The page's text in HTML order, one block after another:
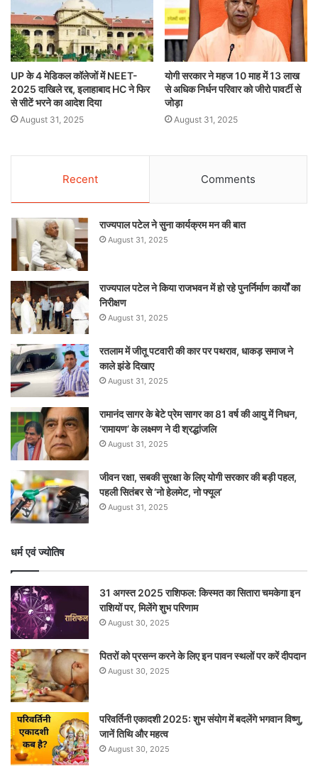
UP के 4 मेडिकल कॉलेजों में NEET-
2025 दाखिले रद्द, इलाहाबाद HC ने फिर
से सीटें भरने का आदेश दिया
August 31, 2025
योगी सरकार ने महज 10 माह में 13 लाख
से अधिक निर्धन परिवार को जीरो पावर्टी से
जोड़ा
August 31, 2025
Recent Comments
राज्यपाल पटेल ने सुना कार्यक्रम मन की बात
August 31, 2025
राज्यपाल पटेल ने किया राजभवन में हो रहे पुनर्निर्माण कार्यों का
निरीक्षण
August 31, 2025
रतलाम में जीतू पटवारी की कार पर पथराव, धाकड़ समाज ने
काले झंडे दिखाए
August 31, 2025
रामानंद सागर के बेटे प्रेम सागर का 81 वर्ष की आयु में निधन,
‘रामायण’ के लक्ष्मण ने दी श्रद्धांजलि
August 31, 2025
जीवन रक्षा, सबकी सुरक्षा के लिए योगी सरकार की बड़ी पहल,
पहली सितंबर से ‘नो हेलमेट, नो फ्यूल’
August 31, 2025
धर्म एवं ज्योतिष
31 अगस्त 2025 राशिफल: किस्मत का सितारा चमकेगा इन
राशियों पर, मिलेंगे शुभ परिणाम
August 30, 2025
पितरों को प्रसन्न करने के लिए इन पावन स्थलों पर करें दीपदान
August 30, 2025
परिवर्तिनी एकादशी 2025: शुभ संयोग में बदलेंगे भगवान विष्णु,
जानें तिथि और महत्व
August 30, 2025